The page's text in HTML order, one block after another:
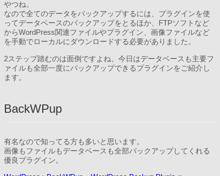
やつね。
なので全てのデータをバックアップするには、プラグインを使
ってデータベースのバックアップをとるほか、FTPソフトなど
からWordPress関連ファイルやプラグイン、画像ファイルなど
を手動でローカルにダウンロードする必要がありました。
2ステップ踏むのは面倒ですよね。今日はデータベースも主要フ
ァイルも全部一度にバックアップできるプラグインをご紹介し
ます。
BackWPup
有名なので知ってる方も多いと思います。
画像もファイルもデータベースも全部バックアップしてくれる
優良プラグイン。